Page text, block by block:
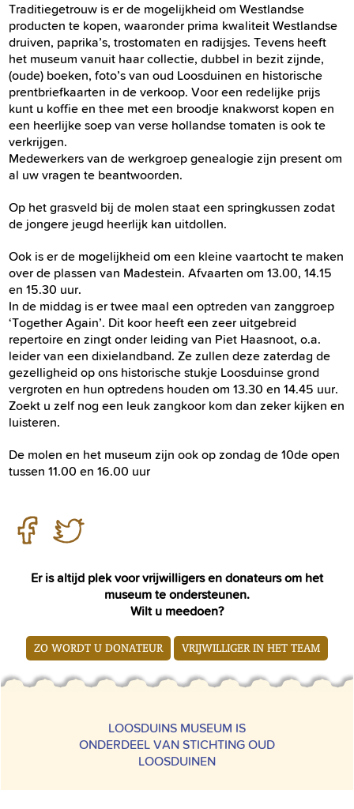
Traditiegetrouw is er de mogelijkheid om Westlandse
producten te kopen, waaronder prima kwaliteit Westlandse
druiven, paprika’s, trostomaten en radijsjes. Tevens heeft
het museum vanuit haar collectie, dubbel in bezit zijnde,
(oude) boeken, foto’s van oud Loosduinen en historische
prentbriefkaarten in de verkoop. Voor een redelijke prijs
kunt u koffie en thee met een broodje knakworst kopen en
een heerlijke soep van verse hollandse tomaten is ook te
verkrijgen.
Medewerkers van de werkgroep genealogie zijn present om
al uw vragen te beantwoorden.
Op het grasveld bij de molen staat een springkussen zodat
de jongere jeugd heerlijk kan uitdollen.
Ook is er de mogelijkheid om een kleine vaartocht te maken
over de plassen van Madestein. Afvaarten om 13.00, 14.15
en 15.30 uur.
In de middag is er twee maal een optreden van zanggroep
‘Together Again’. Dit koor heeft een zeer uitgebreid
repertoire en zingt onder leiding van Piet Haasnoot, o.a.
leider van een dixielandband. Ze zullen deze zaterdag de
gezelligheid op ons historische stukje Loosduinse grond
vergroten en hun optredens houden om 13.30 en 14.45 uur.
Zoekt u zelf nog een leuk zangkoor kom dan zeker kijken en
luisteren.
De molen en het museum zijn ook op zondag de 10de open
tussen 11.00 en 16.00 uur
Er is altijd plek voor vrijwilligers en donateurs om het
museum te ondersteunen.
Wilt u meedoen?
ZO WORDT U DONATEUR VRIJWILLIGER IN HET TEAM
LOOSDUINS MUSEUM IS
ONDERDEEL VAN STICHTING OUD
LOOSDUINEN